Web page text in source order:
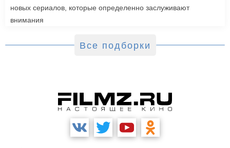
новых сериалов, которые определенно заслуживают
внимания
Все подборки